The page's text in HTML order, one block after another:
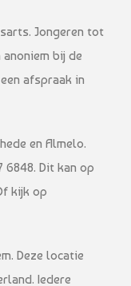
Jongeren tot
bij de
afspraak in
en Almelo.
6848. Dit kan op
kijk op
Deze locatie
Iedere